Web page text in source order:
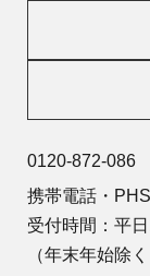
0120-872-086
携帯電話・
受付時間：平
（年末年始除く